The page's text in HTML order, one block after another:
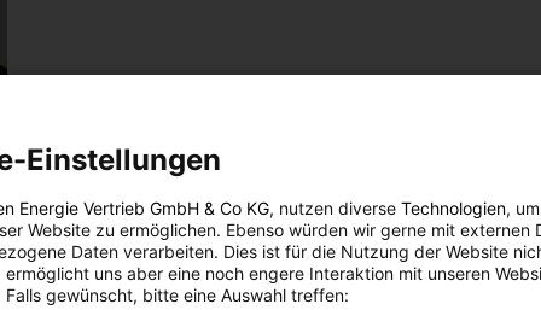
Was schließt das mit ein?
heute Alte Donau und Donaukanal, den Wienfluss, die
Einstellungen
Energie Vertrieb GmbH & Co KG, nutzen diverse Technologien,
Website zu ermöglichen. Ebenso würden wir gerne mit externen
Daten verarbeiten. Dies ist für die Nutzung der Website
ermöglicht uns aber eine noch engere Interaktion mit unseren
Falls gewünscht, bitte eine Auswahl treffen: